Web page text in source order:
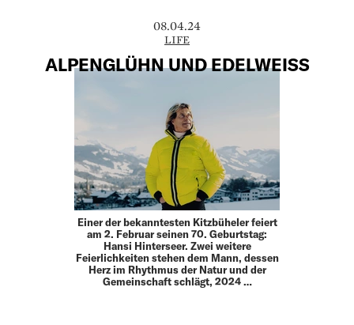
08.04.24
LIFE
ALPENGLÜHN UND EDELWEISS
Einer der bekanntesten Kitzbüheler feiert
am 2. Februar seinen 70. Geburtstag:
Hansi Hinterseer. Zwei weitere
Feierlichkeiten stehen dem Mann, dessen
Herz im Rhythmus der Natur und der
Gemeinschaft schlägt, 2024 …